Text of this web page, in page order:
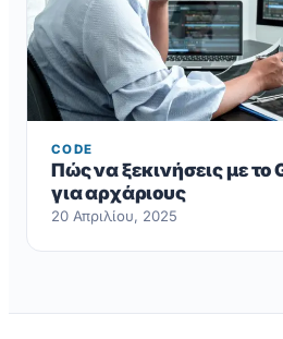
CODE
Πώς να ξεκινήσεις με
για αρχάριους
20 Απριλίου, 2025